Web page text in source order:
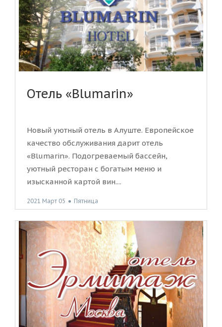
Отель «Blumarin»
Новый уютный отель в Алуште. Европейское
качество обслуживания дарит отель
«Blumarin». Подогреваемый бассейн,
уютный ресторан с богатым меню и
изысканной картой вин....
2021 Март 05 ● Пятница